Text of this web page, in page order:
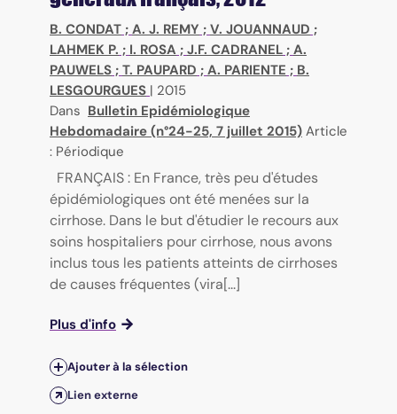
B. CONDAT ; A. J. REMY ; V. JOUANNAUD ;
LAHMEK P. ; I. ROSA ; J.F. CADRANEL ; A.
PAUWELS ; T. PAUPARD ; A. PARIENTE ; B.
LESGOURGUES | 2015
Dans Bulletin Epidémiologique
Hebdomadaire (n°24-25, 7 juillet 2015) Article
: Périodique
FRANÇAIS : En France, très peu d'études
épidémiologiques ont été menées sur la
cirrhose. Dans le but d'étudier le recours aux
soins hospitaliers pour cirrhose, nous avons
inclus tous les patients atteints de cirrhoses
de causes fréquentes (vira[...]
Plus d'info
Ajouter à la sélection
Lien externe